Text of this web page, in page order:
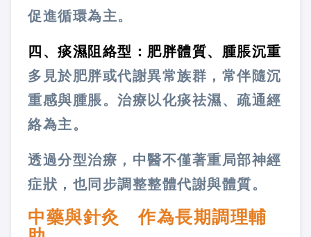
促進循環為主。
四、痰濕阻絡型：肥胖體質、腫脹沉重
多見於肥胖或代謝異常族群，常伴隨沉
重感與腫脹。治療以化痰祛濕、疏通經
絡為主。
透過分型治療，中醫不僅著重局部神經
症狀，也同步調整整體代謝與體質。
中藥與針灸 作為長期調理輔